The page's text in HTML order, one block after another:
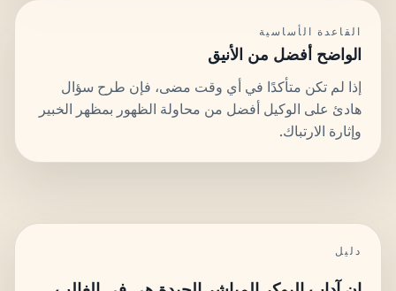
القاعدة الأساسية
الواضح أفضل من الأنيق
إذا لم تكن متأكدًا في أي وقت مضى، فإن طرح سؤال
هادئ على الوكيل أفضل من محاولة الظهور بمظهر الخبير
وإثارة الارتباك.
دليل